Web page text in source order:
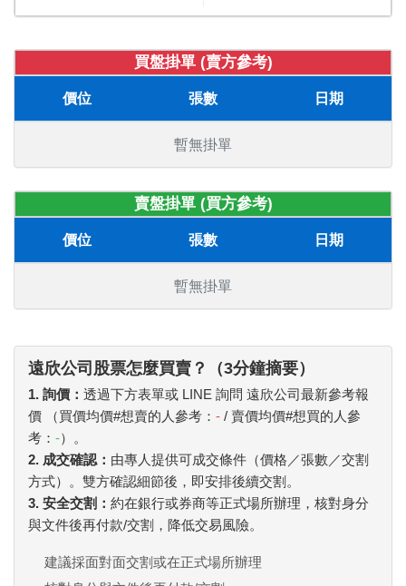
買盤掛單 (賣方參考)
價位 張數 日期
暫無掛單
賣盤掛單 (買方參考)
價位 張數 日期
暫無掛單
遠欣公司股票怎麼買賣？（3分鐘摘要）
1. 詢價： 透過下方表單或 LINE 詢問 遠欣公司最新參考報
價 （買價均價#想賣的人參考： - / 賣價均價#想買的人參
考： -）。
2. 成交確認： 由專人提供可成交條件（價格／張數／交割
方式）。雙方確認細節後，即安排後續交割。
3. 安全交割： 約在銀行或券商等正式場所辦理，核對身分
與文件後再付款/交割，降低交易風險。
建議採面對面交割或在正式場所辦理